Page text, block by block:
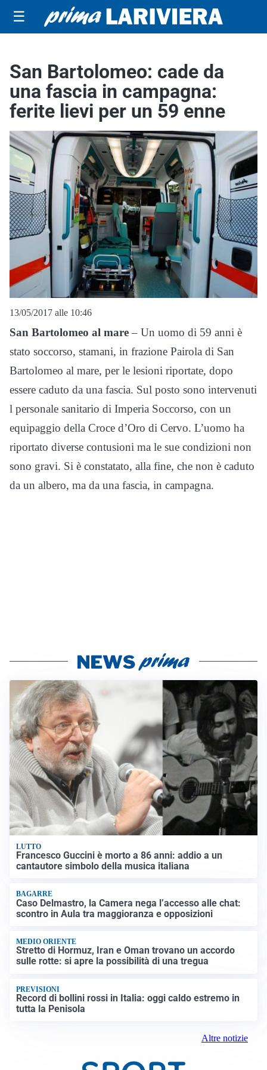
☰
San Bartolomeo: cade da
una fascia in campagna:
ferite lievi per un 59 enne
13/05/2017 alle 10:46
San Bartolomeo al mare– Un uomo di 59 anni è
stato soccorso, stamani, in frazione Pairola di San
Bartolomeo al mare, per le lesioni riportate, dopo
essere caduto da una fascia. Sul posto sono intervenuti
l personale sanitario di Imperia Soccorso, con un
equipaggio della Croce d’Oro di Cervo. L’uomo ha
riportato diverse contusioni ma le sue condizioni non
sono gravi. Si è constatato, alla fine, che non è caduto
da un albero, ma da una fascia, in campagna.
LUTTO
Francesco Guccini è morto a 86 anni: addio a un
cantautore simbolo della musica italiana
BAGARRE
Caso Delmastro, la Camera nega l’accesso alle chat:
scontro in Aula tra maggioranza e opposizioni
MEDIO ORIENTE
Stretto di Hormuz, Iran e Oman trovano un accordo
sulle rotte: si apre la possibilità di una tregua
PREVISIONI
Record di bollini rossi in Italia: oggi caldo estremo in
tutta la Penisola
Altre notizie